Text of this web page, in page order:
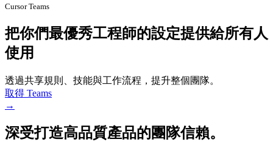
Cursor Teams
把你們最優秀工程師的設定提供給所有人
使用
透過共享規則、技能與工作流程，提升整個團隊。
取得 Teams
→
深受打造高品質產品的團隊信賴。